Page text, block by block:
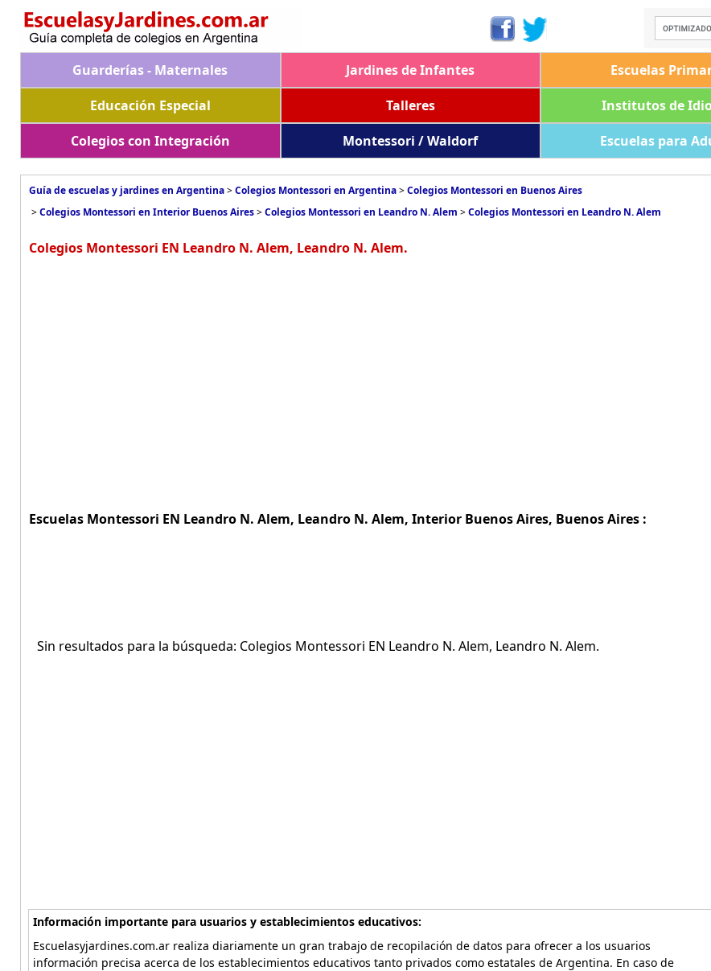
Guarderías - Maternales Jardines de Infantes Escuelas
Educación Especial
Talleres Institutos de
Colegios con Integración
Montessori / Waldorf Escuelas para
Guía de escuelas y jardines en Argentina>Colegios Montessori en Argentina>Colegios Montessori en Buenos Aires
>Colegios Montessori en Interior Buenos Aires>Colegios Montessori en Leandro N. Alem >Colegios Montessori en Leandro N. Alem
Colegios Montessori EN Leandro N. Alem, Leandro N. Alem.
Escuelas Montessori EN Leandro N. Alem, Leandro N. Alem, Interior Buenos Aires, Buenos Aires :
Sin resultados para la búsqueda: Colegios Montessori EN Leandro N. Alem, Leandro N. Alem.
Información importante para usuarios y establecimientos educativos:
Escuelasyjardines.com.ar realiza diariamente un gran trabajo de recopilación de datos para ofrecer a los usuarios
información precisa acerca de los establecimientos educativos tanto privados como estatales de Argentina. En caso de